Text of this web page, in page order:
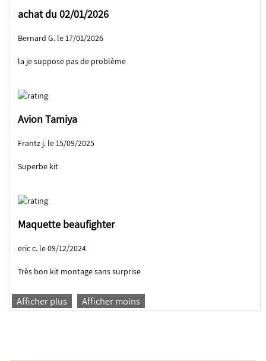
achat du 02/01/2026
Bernard G. le 17/01/2026
la je suppose pas de problème
Avion Tamiya
Frantz j. le 15/09/2025
Superbe kit
Maquette beaufighter
eric c. le 09/12/2024
Très bon kit montage sans surprise
Afficher plus Afficher moins